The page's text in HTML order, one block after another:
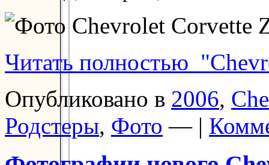
Читать полностью
Опубликовано в 2006,
Родстеры, Фото — |